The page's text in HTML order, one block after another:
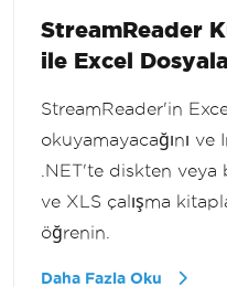
StreamReader
ile Excel
StreamReader'in
okuyamayacağını
.NET'te diskten veya
ve XLS çalışma
öğrenin.
Daha Fazla Oku